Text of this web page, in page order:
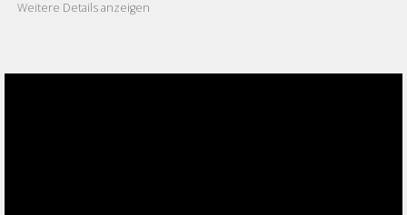
Weitere Details anzeigen